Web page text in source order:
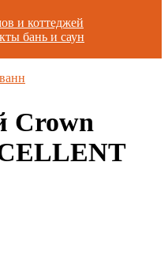
и коттеджей
бань и саун
Crown